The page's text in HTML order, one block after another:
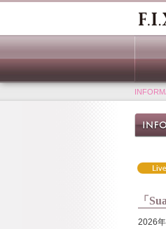
「
2026